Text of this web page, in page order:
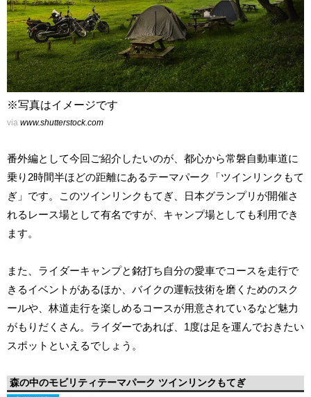
※写真はイメージです
via www.shutterstock.com
番外編として今回ご紹介したいのが、都心から常磐自動車道に
乗り2時間半ほどの距離にあるテーマパーク「ツインリンクもて
ぎ」です。このツインリンクもてぎ、日本グランプリが開催さ
れるレース場として有名ですが、キャンプ場としても利用でき
ます。
また、ライダーキャンプと銘打ち自分の愛車でコースを走行で
きるイベントがあるほか、バイクの運転技術を磨くためのスク
ールや、林道走行を楽しめるコースが用意されているなど魅力
がもりだくさん。ライダーであれば、1度は足を運んでおきたい
スポットといえるでしょう。
森の中のモビリティテーマパーク ツインリンクもてぎ